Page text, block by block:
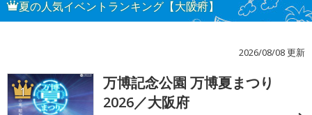
夏の人気イベントランキング【大阪府】
2026/08/08 更新
1
万博記念公園 万博夏まつり
2026／大阪府